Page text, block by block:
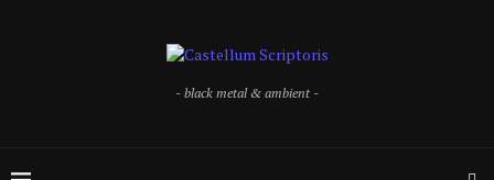
- black metal & ambient -